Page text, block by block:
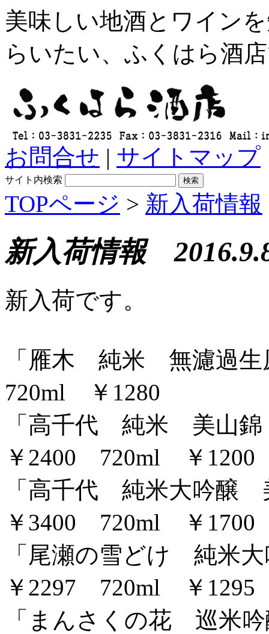
美味しい地酒とワイン
らいたい、ふくはら酒
お問合せ | サイトマップ
サイト内検索
TOPページ > 新入荷情報
新入荷情報
新入荷です。
「雁木 純米 無濾過
720ml ￥1280
「高千代 純米 美山
￥2400 720ml ￥1200
「高千代 純米大吟
￥3400 720ml ￥1700
「尾瀬の雪どけ 純米
￥2297 720ml ￥1295
「まんさくの花 巡米